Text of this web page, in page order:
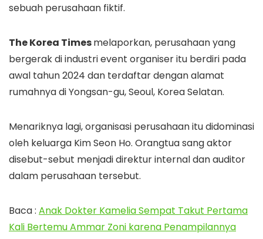
sebuah perusahaan fiktif.
The Korea Timesmelaporkan, perusahaan yang
bergerak di industri event organiser itu berdiri pada
awal tahun 2024 dan terdaftar dengan alamat
rumahnya di Yongsan-gu, Seoul, Korea Selatan.
Menariknya lagi, organisasi perusahaan itu didominasi
oleh keluarga Kim Seon Ho. Orangtua sang aktor
disebut-sebut menjadi direktur internal dan auditor
dalam perusahaan tersebut.
Baca : Anak Dokter Kamelia Sempat Takut Pertama
Kali Bertemu Ammar Zoni karena Penampilannya